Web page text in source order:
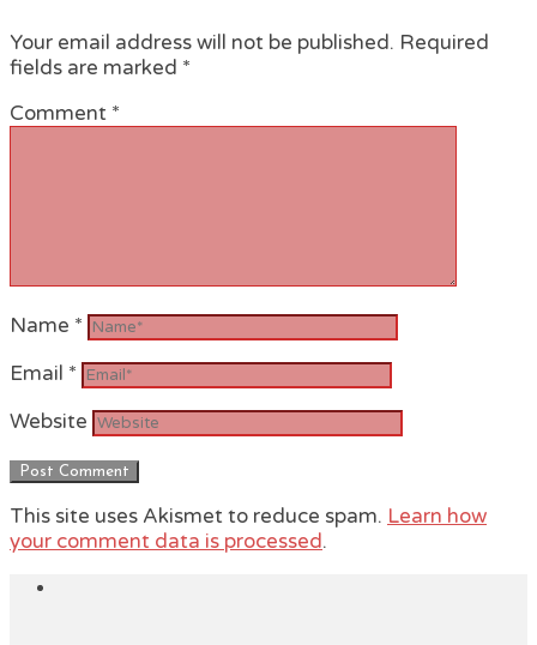
Your email address will not be published. Required
fields are marked *
Comment *
Name *
Email *
Website
This site uses Akismet to reduce spam. Learn how
your comment data is processed.